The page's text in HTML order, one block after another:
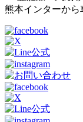
熊本インターから